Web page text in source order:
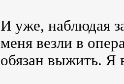
И уже, наблюдая
меня везли в
обязан выжить. Я